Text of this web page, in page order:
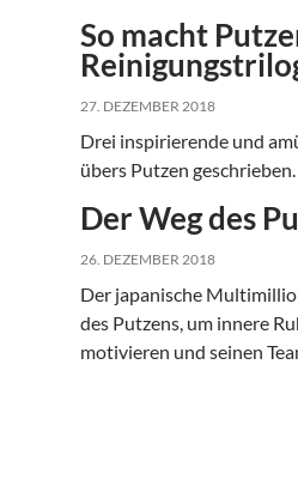
So macht
27. DEZEMBER 2018
Drei inspirierende und
übers Putzen
Der Weg des
26. DEZEMBER 2018
Der japanische
des Putzens, um innere
motivieren und seinen